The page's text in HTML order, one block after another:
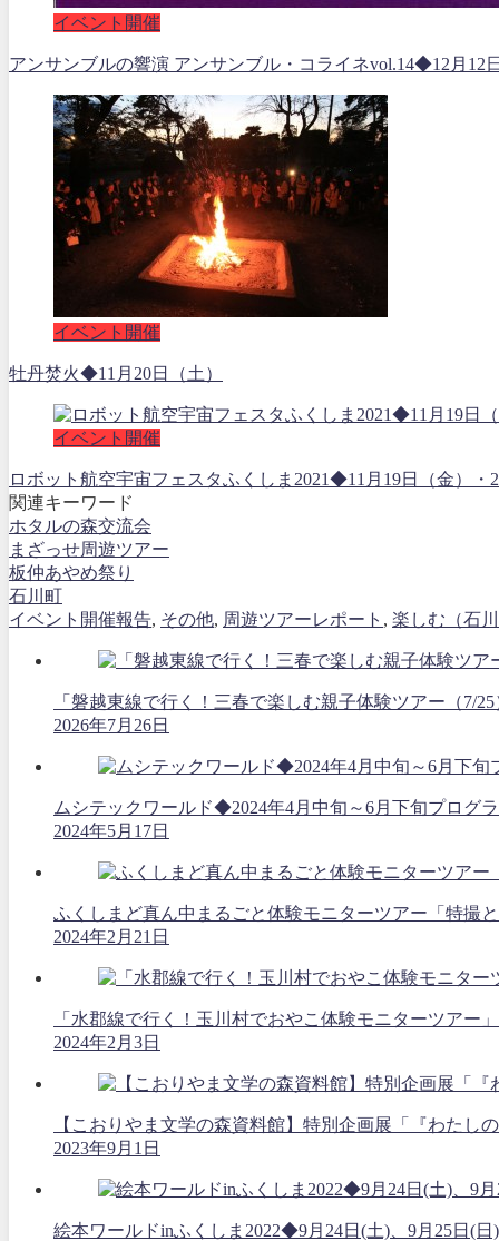
イベント開催
アンサンブルの響演 アンサンブル・コライネvol.14◆12月12
イベント開催
牡丹焚火◆11月20日（土）
イベント開催
ロボット航空宇宙フェスタふくしま2021◆11月19日（金
関連キーワード
ホタルの森交流会
まざっせ周遊ツアー
板仲あやめ祭り
石川町
イベント開催報告, その他, 周遊ツアーレポート , 楽しむ（石
「磐越東線で行く！三春で楽しむ親子体験ツアー（7/
2026年7月26日
ムシテックワールド◆2024年4月中旬～6月下旬プログ
2024年5月17日
ふくしまど真ん中まるごと体験モニターツアー「特
2024年2月21日
「水郡線で行く！玉川村でおやこ体験モニターツアー
2024年2月3日
【こおりやま文学の森資料館】特別企画展「『わた
2023年9月1日
絵本ワールドinふくしま2022◆9月24日(土)、9月25日(日)